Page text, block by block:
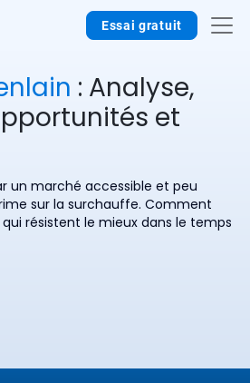
Essai gratuit
: Analyse,
et
un marché accessible et peu
sur la surchauffe. Comment
résistent le mieux dans le temps